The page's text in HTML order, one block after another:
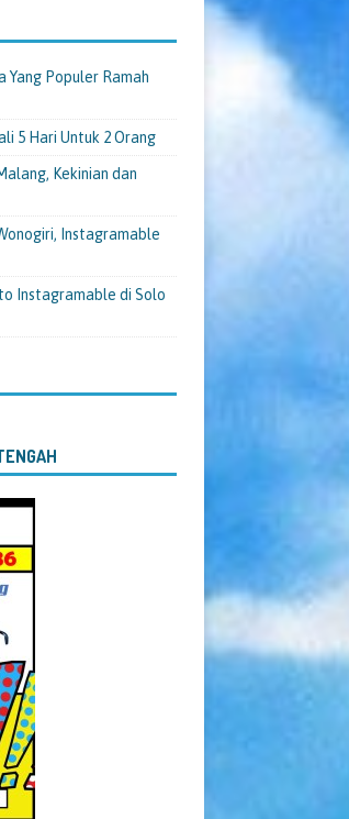
Yang Populer Ramah
5 Hari Untuk 2 Orang
Kekinian dan
Instagramable
Instagramable di Solo